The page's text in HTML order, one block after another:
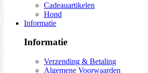
Cadeauartikelen
Hond
Informatie
Informatie
Verzending & Betaling
Algemene Voorwaarden